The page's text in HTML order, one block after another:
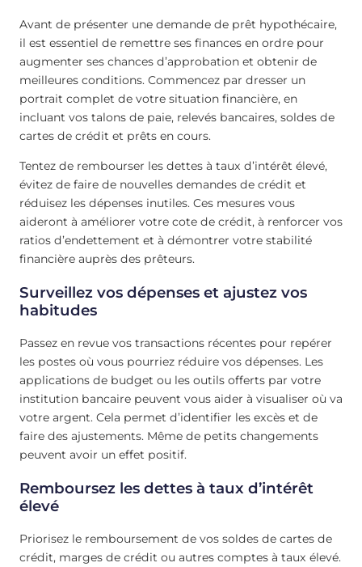
Avant de présenter une demande de prêt hypothécaire,
il est essentiel de remettre ses finances en ordre pour
augmenter ses chances d’approbation et obtenir de
meilleures conditions. Commencez par dresser un
portrait complet de votre situation financière, en
incluant vos talons de paie, relevés bancaires, soldes de
cartes de crédit et prêts en cours.
Tentez de rembourser les dettes à taux d’intérêt élevé,
évitez de faire de nouvelles demandes de crédit et
réduisez les dépenses inutiles. Ces mesures vous
aideront à améliorer votre cote de crédit, à renforcer vos
ratios d’endettement et à démontrer votre stabilité
financière auprès des prêteurs.
Surveillez vos dépenses et ajustez vos
habitudes
Passez en revue vos transactions récentes pour repérer
les postes où vous pourriez réduire vos dépenses. Les
applications de budget ou les outils offerts par votre
institution bancaire peuvent vous aider à visualiser où va
votre argent. Cela permet d’identifier les excès et de
faire des ajustements. Même de petits changements
peuvent avoir un effet positif.
Remboursez les dettes à taux d’intérêt
élevé
Priorisez le remboursement de vos soldes de cartes de
crédit, marges de crédit ou autres comptes à taux élevé.